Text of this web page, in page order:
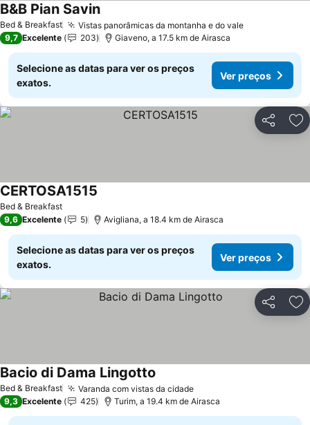
Bed & Breakfast Vistas panorâmicas da montanha e do valeVer preços
B&B Pian SavinVer preços
9,7 Excelente 203 Giaveno, a 17.5 km de Airasca
Selecione as datas para ver os preços
exatos.
Ver preços
Partilhar
Bed & Breakfast
CERTOSA1515
9,6 Excelente 5 Avigliana, a 18.4 km de Airasca
Selecione as datas para ver os preços
exatos.
Ver preços
Partilhar
Bed & Breakfast Varanda com vistas da cidadeVer preços
Bacio di Dama Lingotto
9,3 Excelente 425 Turim, a 19.4 km de Airasca